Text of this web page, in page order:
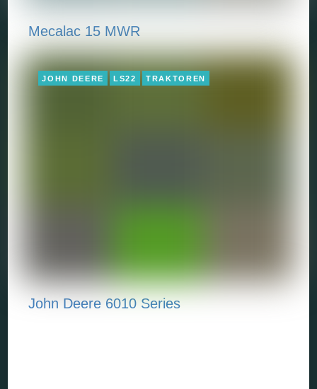
Mecalac 15 MWR
JOHN DEERE LS22 TRAKTOREN
John Deere 6010 Series